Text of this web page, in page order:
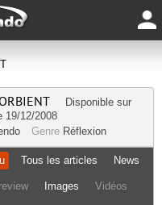
Disponible sur
19/12/2008
Genre Réflexion
Tous les articles News
Images Vidéos